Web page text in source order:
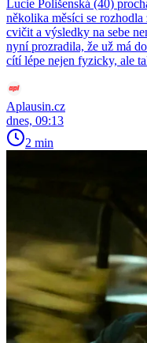
Lucie Polišenská (40)
několika měsíci se
cvičit a výsledky na sebe
nyní prozradila, že už má
cítí lépe nejen fyzicky, ale
Aplausin.cz
dnes, 09:13
2 min